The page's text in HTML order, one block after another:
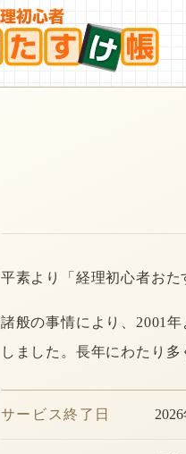
平素より「経理初心者おた
諸般の事情により、2001
しました。長年にわたり
サービス終了日